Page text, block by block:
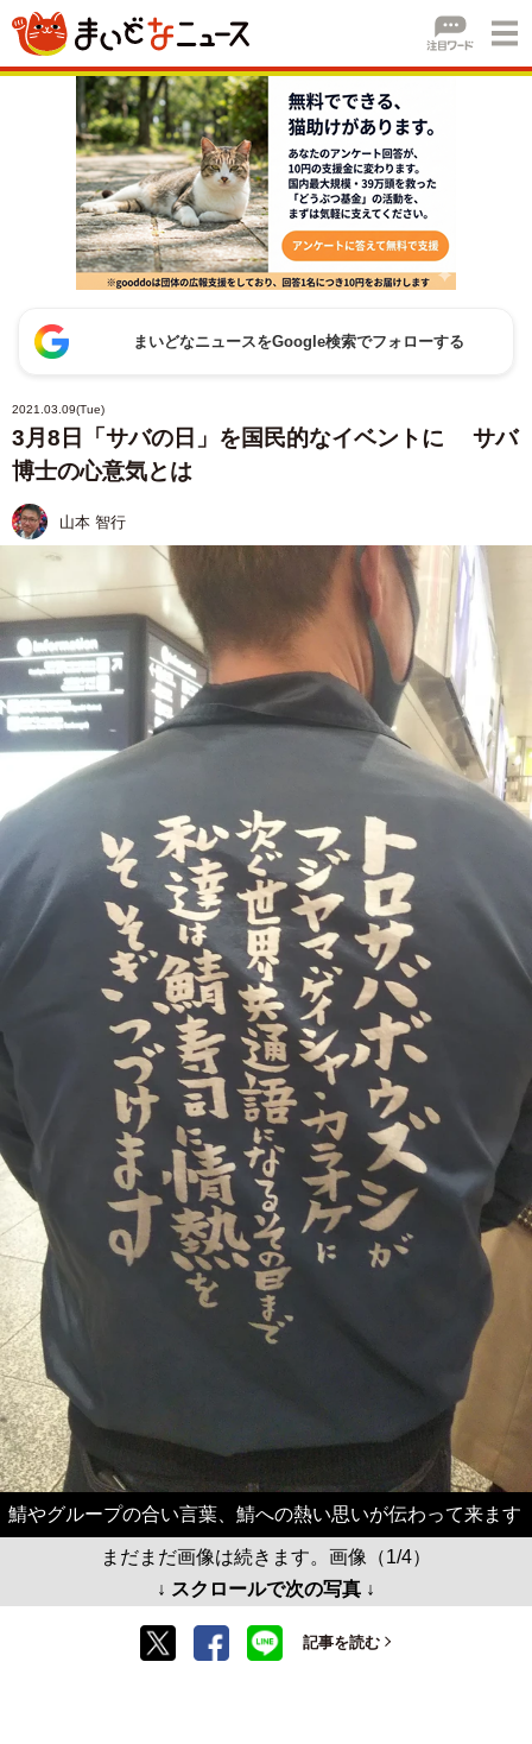
まいどなニュースをGoogle検索でフォローする
2021.03.09(Tue)
3月8日「サバの日」を国民的なイベントに サバ
博士の心意気とは
山本 智行
鯖やグループの合い言葉、鯖への熱い思いが伝わって来ます
まだまだ画像は続きます。画像（1/4）
↓ スクロールで次の写真 ↓
記事を読む